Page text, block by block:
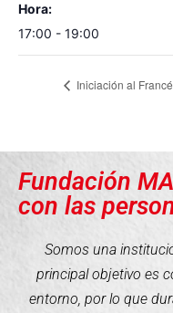
Hora:
17:00 - 19:00
Iniciación al
Fundación
con las
Somos una
principal objetivo es
entorno, por lo que